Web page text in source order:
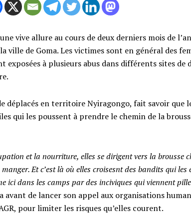
vive allure au cours de deux derniers mois de
ville de Goma. Les victimes sont en général des
exposées à plusieurs abus dans différents sites de
déplacés en territoire Nyiragongo, fait savoir que
qui les poussent à prendre le chemin de la
et la nourriture, elles se dirigent vers la brousse
Et c’est là où elles croisesnt des bandits qui les
ici dans les camps par des inciviques qui viennent
avant de lancer son appel aux organisations
pour limiter les risques qu’elles courent.